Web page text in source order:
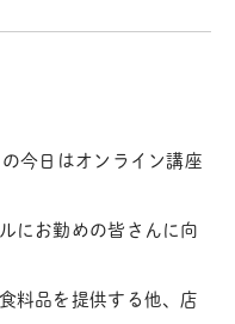
運営団体
今日はオンライン講座
にお勤めの皆さんに向
料品を提供する他、店